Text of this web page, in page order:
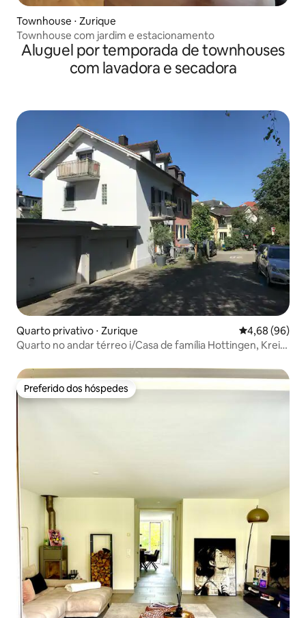
Townhouse ⋅ Zurique
Townhouse com jardim e estacionamento
Aluguel por temporada de townhouses
com lavadora e secadora
Quarto privativo ⋅ Zurique 4,68 de uma
4,68 (96)
Quarto no andar térreo i/Casa de família Hottingen, Kreis
Preferido dos hóspedes
Preferido dos hóspedes